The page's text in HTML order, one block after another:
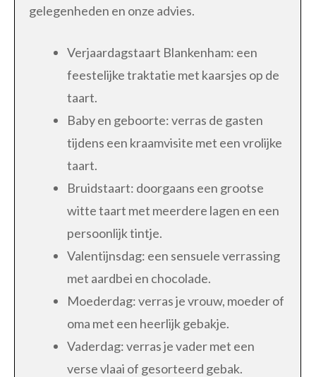
gelegenheden en onze advies.
Verjaardagstaart Blankenham: een
feestelijke traktatie met kaarsjes op de
taart.
Baby en geboorte: verras de gasten
tijdens een kraamvisite met een vrolijke
taart.
Bruidstaart: doorgaans een grootse
witte taart met meerdere lagen en een
persoonlijk tintje.
Valentijnsdag: een sensuele verrassing
met aardbei en chocolade.
Moederdag: verras je vrouw, moeder of
oma met een heerlijk gebakje.
Vaderdag: verras je vader met een
verse vlaai of gesorteerd gebak.